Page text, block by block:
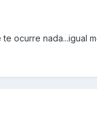
ocurre nada...igual